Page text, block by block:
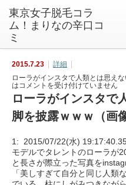
東京女子脱毛コラ
ム！まりなの辛口コ
ミ
2015.7.23
詳細
ローラがインスタで人類とは思え
はコメントを受け付けていません
ローラがインスタで
脚を披露ｗｗｗ（画
1: 2015/07/22(水)
モデルでタレントのローラが
と長さが際立った写真を
「美しすぎて自分と同じ人類